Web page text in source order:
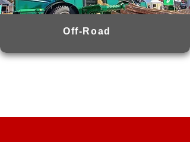
Off-Road